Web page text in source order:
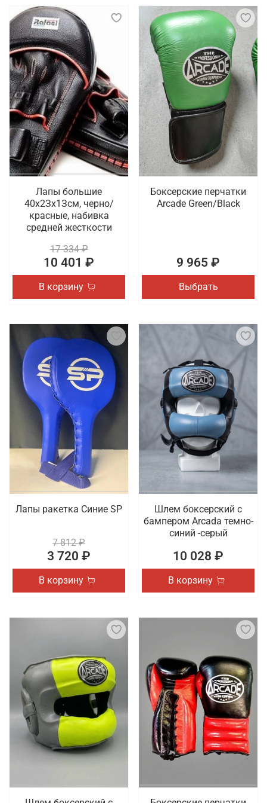
Лапы большие
40х2Зх1Зсм, черно/
красные, набивка
средней жесткости
17 334 ₽
10 401 ₽
В корзину
Боксерские перчатки
Arcade Green/Black
9 965 ₽
Выбрать
Лапы ракетка Синие SP
7 812 ₽
3 720 ₽
В корзину
Шлем боксерский с
бампером Arcada темно-
синий -серый
10 028 ₽
В корзину